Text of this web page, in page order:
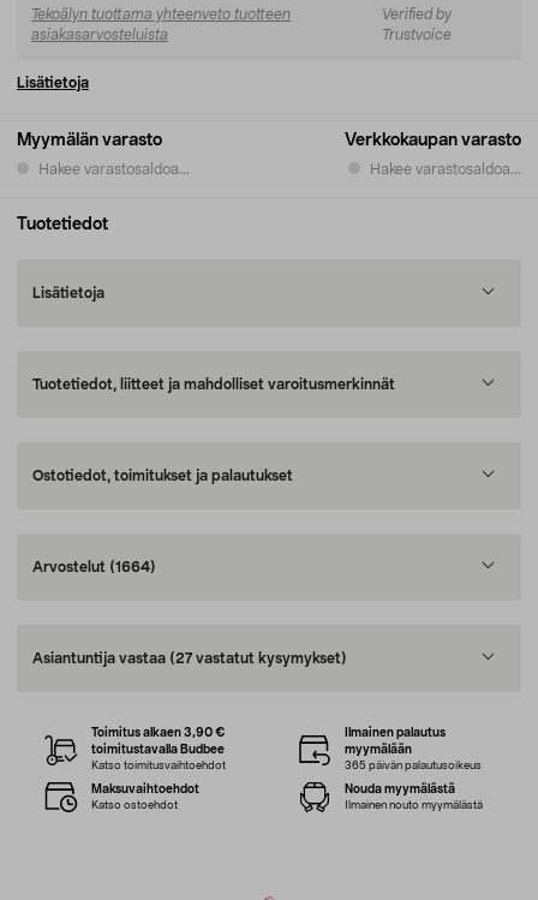
Myymälän varasto
Hakee varastosaldoa...
Verkkokaupan varasto
Hakee varastosaldoa...
Tekoälyn tuottama yhteenveto tuotteen
asiakasarvosteluista
Verified by
Trustvoice
Lisätietoja
Tuotetiedot
Lisätietoja
Tuotetiedot, liitteet ja mahdolliset varoitusmerkinnät
Ostotiedot, toimitukset ja palautukset
Arvostelut (1664)
Asiantuntija vastaa (27 vastatut kysymykset)
Toimitus alkaen 3,90 €
toimitustavalla Budbee
Katso toimitusvaihtoehdot
Ilmainen palautus
myymälään
365 päivän palautusoikeus
Maksuvaihtoehdot
Katso ostoehdot
Nouda myymälästä
Ilmainen nouto myymälästä